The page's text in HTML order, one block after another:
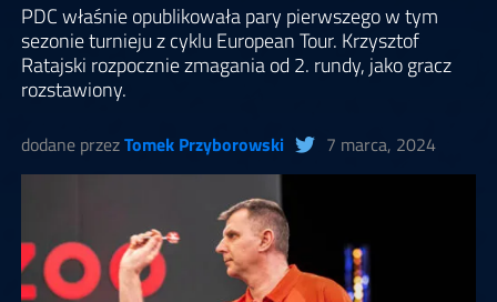
PDC właśnie opublikowała pary pierwszego w tym
sezonie turnieju z cyklu European Tour. Krzysztof
Ratajski rozpocznie zmagania od 2. rundy, jako gracz
rozstawiony.
dodane przezTomek Przyborowski 7 marca, 2024